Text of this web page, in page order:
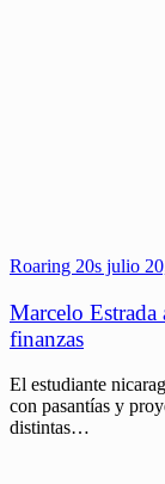
Roaring 20s julio
Marcelo Estrada
finanzas
El estudiante
con pasantías y
distintas…